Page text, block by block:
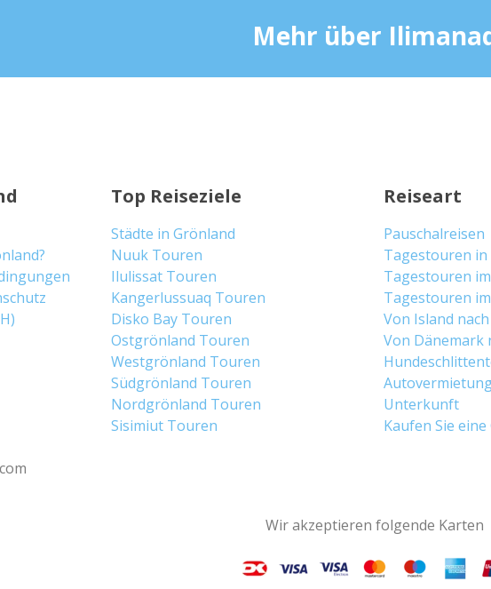
Mehr über
Top Reiseziele
Städte in Grönland
Nuuk Touren
Ilulissat Touren
Kangerlussuaq Touren
Disko Bay Touren
Ostgrönland Touren
Westgrönland Touren
Südgrönland Touren
Nordgrönland Touren
Sisimiut Touren
Reiseart
Pauschalreisen
Tagestouren in
Tagestouren
Tagestouren
Von Island
Von Dänemark
Unterkunft
Kaufen Sie
Wir akzeptieren folgende Karten